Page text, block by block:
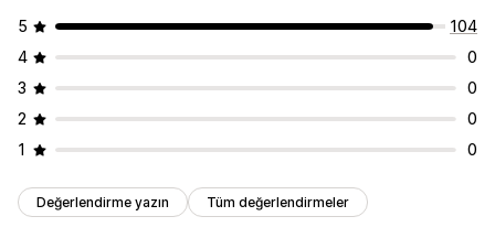
5
104
4
0
3
0
2
0
1
0
Değerlendirme yazın Tüm değerlendirmeler